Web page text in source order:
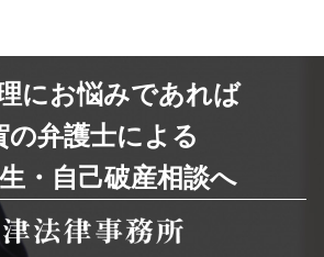
にお悩みであれば
の弁護士による
・自己破産相談へ